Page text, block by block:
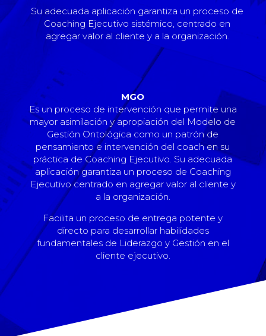
Su adecuada aplicación garantiza un proceso de
Coaching Ejecutivo sistémico, centrado en
agregar valor al cliente y a la organización.
MGO
Es un proceso de intervención que permite una
mayor asimilación y apropiación del Modelo de
Gestión Ontológica como un patrón de
pensamiento e intervención del coach en su
práctica de Coaching Ejecutivo. Su adecuada
aplicación garantiza un proceso de Coaching
Ejecutivo centrado en agregar valor al cliente y
a la organización.
Facilita un proceso de entrega potente y
directo para desarrollar habilidades
fundamentales de Liderazgo y Gestión en el
cliente ejecutivo.